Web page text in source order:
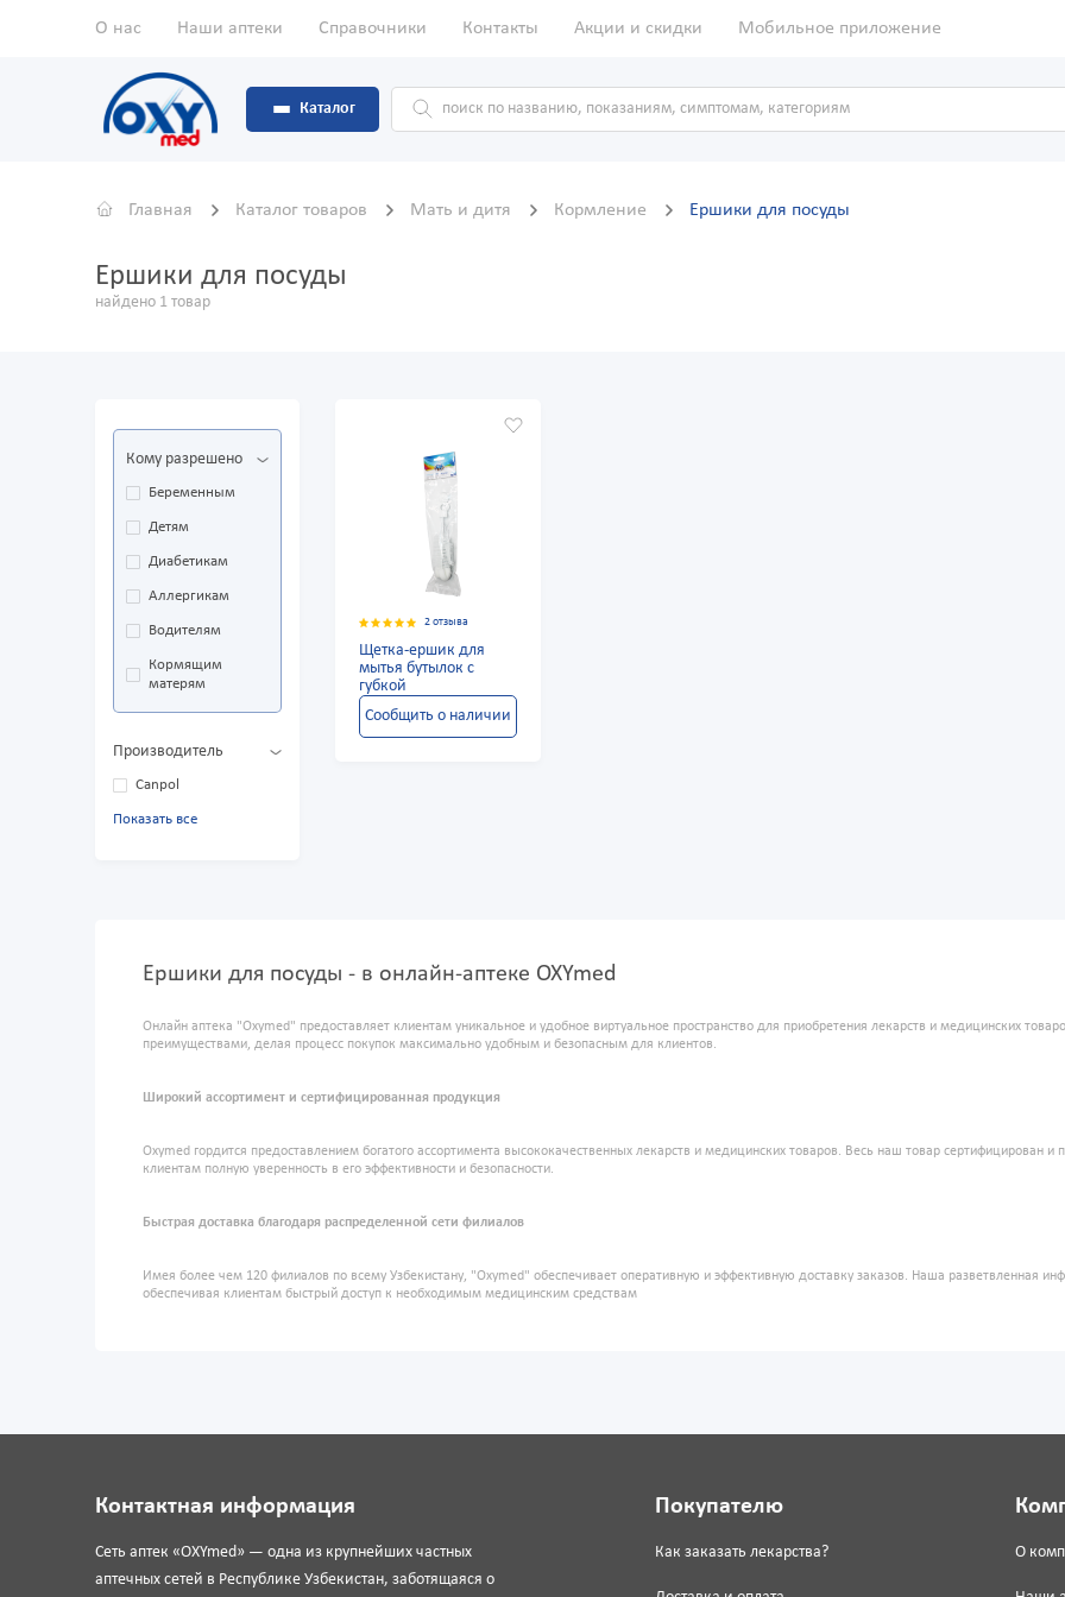
О нас Наши аптеки Справочники Контакты Акции и скидки Мобильное приложение
Каталог
Главная Каталог товаров Мать и дитя Кормление Ершики для посуды
Ершики для посуды
найдено 1 товар
Кому разрешено
Беременным
Детям
Диабетикам
Аллергикам
Водителям
Кормящим
матерям
Производитель
Canpol
Показать все
2 отзыва
Щетка-ершик для
мытья бутылок с
губкой
Сообщить о наличии
Ершики для посуды - в онлайн-аптеке OXYmed
Онлайн аптека "Oxymed" предоставляет клиентам уникальное и удобное виртуальное пространство для приобретения лекарств и медицинских
преимуществами, делая процесс покупок максимально удобным и безопасным для клиентов.
Широкий ассортимент и сертифицированная продукция
Oxymed гордится предоставлением богатого ассортимента высококачественных лекарств и медицинских товаров. Весь наш товар сертифицирован
клиентам полную уверенность в его эффективности и безопасности.
Быстрая доставка благодаря распределенной сети филиалов
Имея более чем 120 филиалов по всему Узбекистану, "Oxymed" обеспечивает оперативную и эффективную доставку заказов. Наша разветвленная
обеспечивая клиентам быстрый доступ к необходимым медицинским средствам
Контактная информация
Сеть аптек «OXYmed» — одна из крупнейших частных
аптечных сетей в Республике Узбекистан, заботящаяся о
Покупателю
Как заказать лекарства? О